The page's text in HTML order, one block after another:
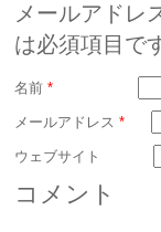
メールアドレ
は必須項目で
名前 *
メールアドレス *
ウェブサイト
コメント